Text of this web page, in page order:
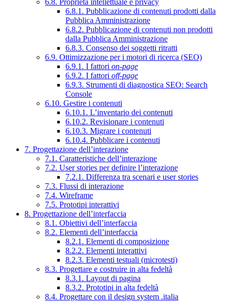
6.8.1. Pubblicazione di contenuti prodotti dalla
Pubblica Amministrazione
6.8.2. Pubblicazione di contenuti non prodotti
dalla Pubblica Amministrazione
6.8.3. Consenso dei soggetti ritratti
6.9. Ottimizzazione per i motori di ricerca (SEO)
6.9.1. I fattori on-page
6.9.2. I fattori off-page
6.9.3. Strumenti di diagnostica SEO: Search
Console
6.10. Gestire i contenuti
6.10.1. L’inventario dei contenuti
6.10.2. Revisionare i contenuti
6.10.3. Migrare i contenuti
6.10.4. Pubblicare i contenuti
7. Progettazione dell’interazione
7.1. Caratteristiche dell’interazione
7.2. User stories per definire l’interazione
7.2.1. Differenza tra scenari e user stories
7.3. Flussi di interazione
7.4. Wireframe
7.5. Prototipi interattivi
8. Progettazione dell’interfaccia
8.1. Obiettivi dell’interfaccia
8.2. Elementi dell’interfaccia
8.2.1. Elementi di composizione
8.2.2. Elementi interattivi
8.2.3. Elementi testuali (microtesti)
8.3. Progettare e costruire in alta fedeltà
8.3.1. Layout di pagina
8.3.2. Prototipi in alta fedeltà
8.4. Progettare con il design system .italia